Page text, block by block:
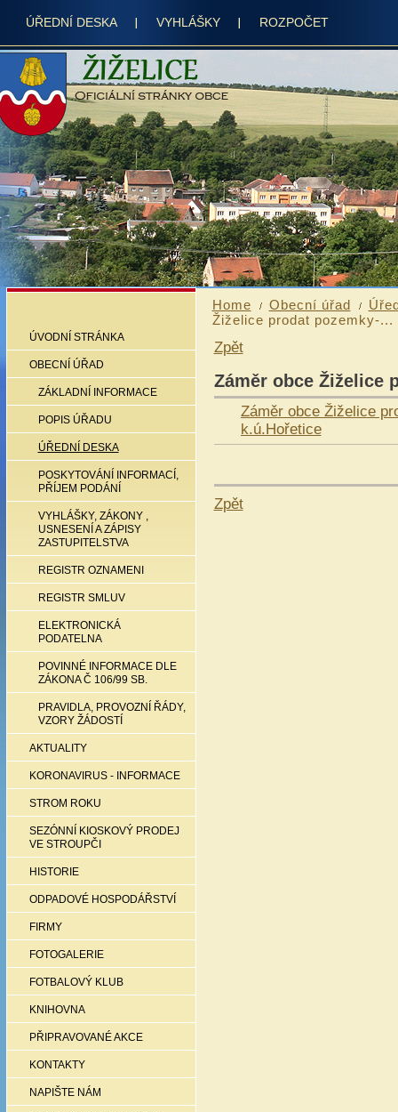
ÚŘEDNÍ DESKA VYHLÁŠKY ROZPOČET
ÚVODNÍ STRÁNKA
OBECNÍ ÚŘAD
ZÁKLADNÍ INFORMACE
POPIS ÚŘADU
ÚŘEDNÍ DESKA
POSKYTOVÁNÍ INFORMACÍ,
PŘÍJEM PODÁNÍ
VYHLÁŠKY, ZÁKONY ,
USNESENÍ A ZÁPISY
ZASTUPITELSTVA
REGISTR OZNAMENI
REGISTR SMLUV
ELEKTRONICKÁ
PODATELNA
POVINNÉ INFORMACE DLE
ZÁKONA Č 106/99 SB.
PRAVIDLA, PROVOZNÍ ŘÁDY,
VZORY ŽÁDOSTÍ
AKTUALITY
KORONAVIRUS - INFORMACE
STROM ROKU
SEZÓNNÍ KIOSKOVÝ PRODEJ
VE STROUPČI
HISTORIE
ODPADOVÉ HOSPODÁŘSTVÍ
FIRMY
FOTOGALERIE
FOTBALOVÝ KLUB
KNIHOVNA
PŘIPRAVOVANÉ AKCE
KONTAKTY
NAPIŠTE NÁM
Home Obecní úřad
Žiželice prodat pozemky-...
Zpět
Záměr obce Žiželice
Záměr obce Žiželice
k.ú.Hořetice
Zpět